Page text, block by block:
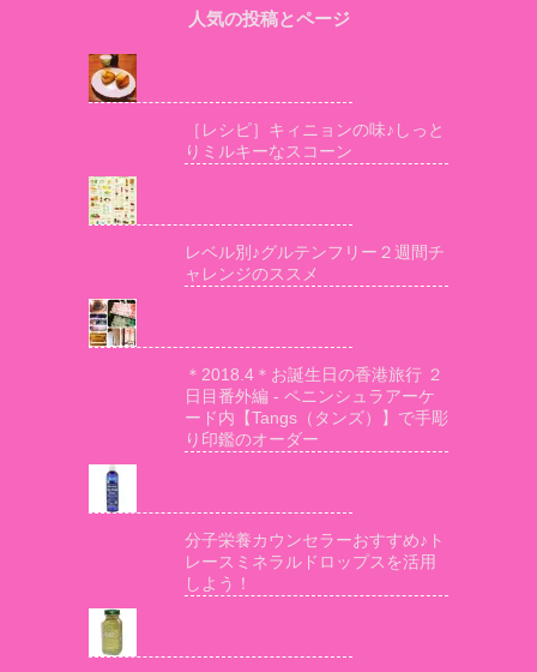
人気の投稿とページ
［レシピ］キィニョンの味♪しっと
りミルキーなスコーン
レベル別♪グルテンフリー２週間チ
ャレンジのススメ
＊2018.4＊お誕生日の香港旅行 ２
日目番外編 - ペニンシュラアーケ
ード内【Tangs（タンズ）】で手彫
り印鑑のオーダー
分子栄養カウンセラーおすすめ♪ト
レースミネラルドロップスを活用
しよう！